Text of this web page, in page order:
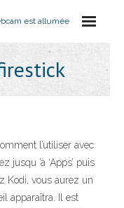
est allumée
l’utiliser avec
jusqu ’à ‘Apps’ puis
Kodi, vous aurez un
apparaîtra. Il est